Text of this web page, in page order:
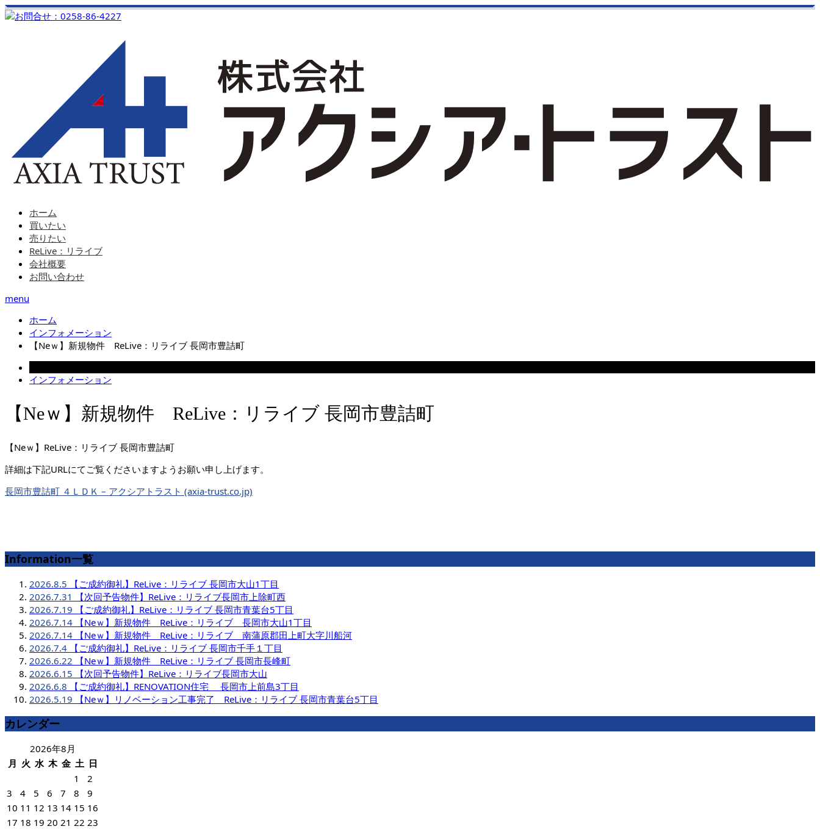
ホーム
買いたい
売りたい
ReLive：リライブ
会社概要
お問い合わせ
menu
ホーム
インフォメーション
【Neｗ】新規物件 ReLive：リライブ 長岡市豊詰町
インフォメーション
【Neｗ】新規物件 ReLive：リライブ 長岡市豊詰町
【Neｗ】ReLive：リライブ 長岡市豊詰町
詳細は下記URLにてご覧くださいますようお願い申し上げます。
長岡市豊詰町 ４ＬＤＫ – アクシアトラスト (axia-trust.co.jp)
Information一覧
2026.8.5
【ご成約御礼】ReLive：リライブ 長岡市大山1丁目
2026.7.31
【次回予告物件】ReLive：リライブ長岡市上除町西
2026.7.19
【ご成約御礼】ReLive：リライブ 長岡市青葉台5丁目
2026.7.14
【Neｗ】新規物件 ReLive：リライブ 長岡市大山1丁目
2026.7.14
【Neｗ】新規物件 ReLive：リライブ 南蒲原郡田上町大字川船河
2026.7.4
【ご成約御礼】ReLive：リライブ 長岡市千手１丁目
2026.6.22
【Neｗ】新規物件 ReLive：リライブ 長岡市長峰町
2026.6.15
【次回予告物件】ReLive：リライブ長岡市大山
2026.6.8
【ご成約御礼】RENOVATION住宅 長岡市上前島3丁目
2026.5.19
【Neｗ】リノベーション工事完了 ReLive：リライブ 長岡市青葉台5丁目
カレンダー
2026年8月
月 火 水 木 金 土 日
1
2
3
4 5 6 7 8
9
10 11 12 13 14 15 16
17 18 19 20 21 22 23